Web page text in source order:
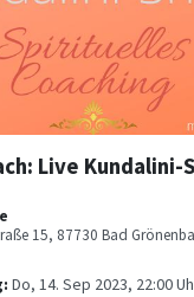
15, 87730 Bad